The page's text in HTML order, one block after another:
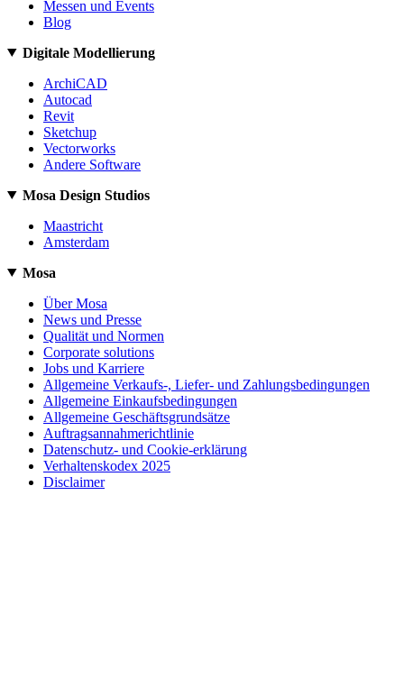
Messen und Events
Blog
Digitale Modellierung
ArchiCAD
Autocad
Revit
Sketchup
Vectorworks
Andere Software
Mosa Design Studios
Maastricht
Amsterdam
Mosa
Über Mosa
News und Presse
Qualität und Normen
Corporate solutions
Jobs und Karriere
Allgemeine Verkaufs-, Liefer- und Zahlungsbedingungen
Allgemeine Einkaufsbedingungen
Allgemeine Geschäftsgrundsätze
Auftragsannahmerichtlinie
Datenschutz- und Cookie-erklärung
Verhaltenskodex 2025
Disclaimer